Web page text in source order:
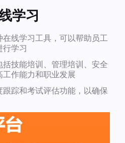
学习
线学习工具，可以帮助员工
行学习
技能培训、管理培训、安全
作能力和职业发展
踪和考试评估功能，以确保